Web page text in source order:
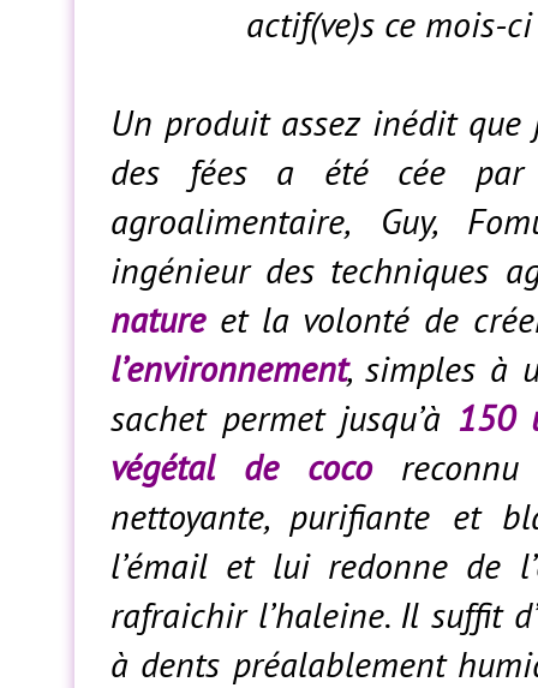
actif(ve)s ce mois-
Un produit assez inédit que
des fées a été cée par
agroalimentaire, Guy,
ingénieur des techniques
nature et la volonté de
l’environnement, simples à
sachet permet jusqu’à 150
végétal de cocoreconnu
nettoyante, purifiante et
l’émail et lui redonne de
rafraichir l’haleine. Il suffit
à dents préalablement